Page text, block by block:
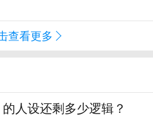
查看更多
人设还剩多少逻辑？